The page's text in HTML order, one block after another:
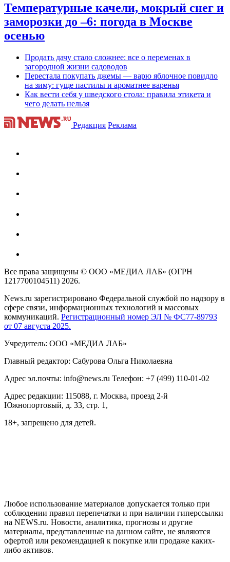
Температурные качели, мокрый снег и
заморозки до –6: погода в Москве
осенью
Продать дачу стало сложнее: все о переменах в
загородной жизни садоводов
Перестала покупать джемы — варю яблочное повидло
на зиму: гуще пастилы и ароматнее варенья
Как вести себя у шведского стола: правила этикета и
чего делать нельзя
Редакция Реклама
Все права защищены © ООО «МЕДИА ЛАБ» (ОГРН
1217700104511) 2026.
News.ru зарегистрировано Федеральной службой по надзору в
сфере связи, информационных технологий и массовых
коммуникаций. Регистрационный номер ЭЛ № ФС77-89793
от 07 августа 2025.
Учредитель: ООО «МЕДИА ЛАБ»
Главный редактор: Сабурова Ольга Николаевна
Адрес эл.почты: info@news.ru Телефон: +7 (499) 110-01-02
Адрес редакции: 115088, г. Москва, проезд 2-й
Южнопортовый, д. 33, стр. 1,
18+, запрещено для детей.
Любое использование материалов допускается только при
соблюдении правил перепечатки и при наличии гиперссылки
на NEWS.ru. Новости, аналитика, прогнозы и другие
материалы, представленные на данном сайте, не являются
офертой или рекомендацией к покупке или продаже каких-
либо активов.